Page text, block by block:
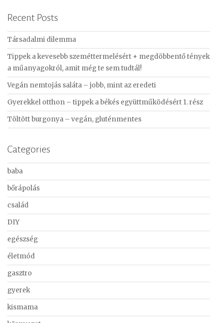
r
c
h
f
o
r
:
Recent Posts
Társadalmi dilemma
Tippek a kevesebb szeméttermelésért + megdöbbentő tények
a műanyagokról, amit még te sem tudtál!
Vegán nemtojás saláta – jobb, mint az eredeti
Gyerekkel otthon – tippek a békés együttműködésért 1. rész
Töltött burgonya – vegán, gluténmentes
Categories
baba
bőrápolás
család
DIY
egészség
életmód
gasztro
gyerek
kismama